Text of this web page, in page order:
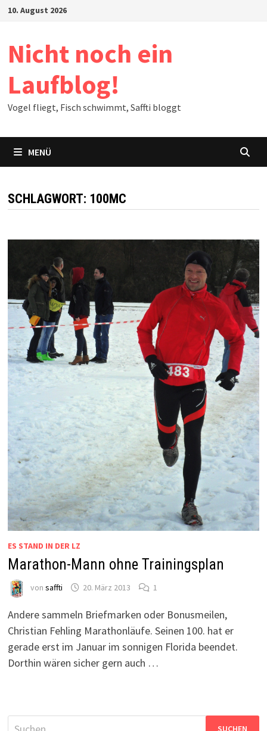
Zum10. August 2026
Nicht noch ein
Laufblog!
Vogel fliegt, Fisch schwimmt, Saffti bloggt
MENÜ
SCHLAGWORT: 100MC
ES STAND IN DER LZ
Marathon-Mann ohne Trainingsplan
von saffti 20. März 2013 1
Andere sammeln Briefmarken oder Bonusmeilen,
Christian Fehling Marathonläufe. Seinen 100. hat er
gerade erst im Januar im sonnigen Florida beendet.
Dorthin wären sicher gern auch …
Suchen